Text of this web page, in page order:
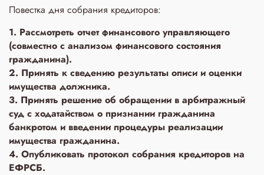
Повестка дня собрания кредиторов:
1. Рассмотреть отчет финансового управляющего
(совместно с анализом финансового состояния
гражданина).
2. Принять к сведению результаты описи и оценки
имущества должника.
3. Принять решение об обращении в арбитражный
суд с ходатайством о признании гражданина
банкротом и введении процедуры реализации
имущества гражданина.
4. Опубликовать протокол собрания кредиторов на
ЕФРСБ.